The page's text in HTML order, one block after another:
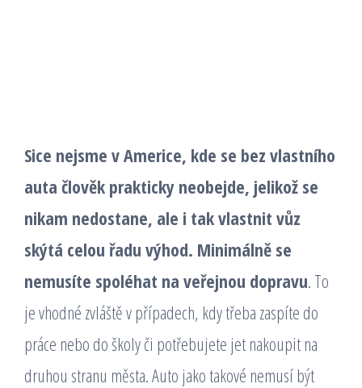
Sice nejsme v Americe, kde se bez vlastního
auta člověk prakticky neobejde, jelikož se
nikam nedostane, ale i tak vlastnit vůz
skýtá celou řadu výhod. Minimálně se
nemusíte spoléhat na veřejnou dopravu. To
je vhodné zvláště v případech, kdy třeba zaspíte do
práce nebo do školy či potřebujete jet nakoupit na
druhou stranu města. Auto jako takové nemusí být